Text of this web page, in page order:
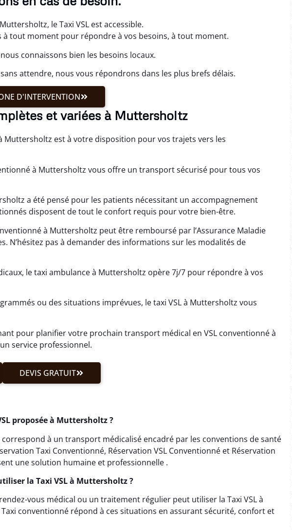
le Taxi VSL est accessible.
à tout moment pour répondre à vos besoins, à tout moment.
connaissons bien les besoins locaux.
attendre, nous vous répondrons dans les plus brefs délais.
D'INTERVENTION
et variées à Muttersholtz
Muttersholtz est à votre disposition pour vos trajets vers les
à Muttersholtz vous offre un transport sécurisé pour tous vos
a été pensé pour les patients nécessitant un accompagnement
disposent de tout le confort requis pour votre bien-être.
à Muttersholtz peut être remboursé par l’Assurance Maladie
N’hésitez pas à demander des informations sur les modalités de
le taxi ambulance à Muttersholtz opère 7j/7 pour répondre à vos
ou des situations imprévues, le taxi VSL à Muttersholtz vous
pour planifier votre prochain transport médical en VSL conventionné à
service professionnel.
DEVIS GRATUIT
proposée à Muttersholtz ?
correspond à un transport médicalisé encadré par les conventions de santé
Taxi Conventionné, Réservation VSL Conventionné et Réservation
une solution humaine et professionnelle .
la Taxi VSL à Muttersholtz ?
vous médical ou un traitement régulier peut utiliser la Taxi VSL à
conventionné répond à ces situations en assurant sécurité, confort et